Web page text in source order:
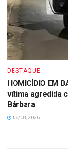
DESTAQUE
HOMICÍDIO EM
vítima agredida
Bárbara
06/08/2026